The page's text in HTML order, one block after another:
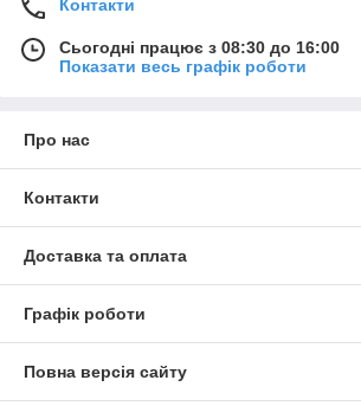
Контакти
Сьогодні працює з 08:30 до 16:00
Показати весь графік роботи
Про нас
Контакти
Доставка та оплата
Графік роботи
Повна версія сайту